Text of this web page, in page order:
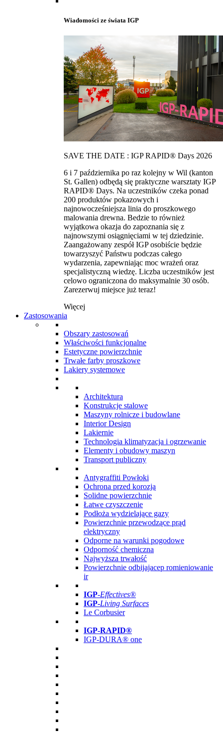
Wiadomości ze świata IGP
SAVE THE DATE : IGP RAPID® Days 2026
6 i 7 października po raz kolejny w Wil (kanton
St. Gallen) odbędą się praktyczne warsztaty IGP
RAPID® Days. Na uczestników czeka ponad
200 produktów pokazowych i
najnowocześniejsza linia do proszkowego
malowania drewna. Bedzie to również
wyjątkowa okazja do zapoznania się z
najnowszymi osiągnięciami w tej dziedzinie.
Zaangażowany zespół IGP osobiście będzie
towarzyszyć Państwu podczas całego
wydarzenia, zapewniając moc wrażeń oraz
specjalistyczną wiedzę. Liczba uczestników jest
celowo ograniczona do maksymalnie 30 osób.
Zarezerwuj miejsce już teraz!
Więcej
Zastosowania
Obszary zastosowań
Właściwości funkcjonalne
Estetyczne powierzchnie
Trwałe farby proszkowe
Lakiery systemowe
Architektura
Konstrukcje stalowe
Maszyny rolnicze i budowlane
Interior Design
Lakiernie
Technologia klimatyzacja i ogrzewanie
Elementy i obudowy maszyn
Transport publiczny
Antygraffiti Powłoki
Ochrona przed korozją
Solidne powierzchnie
Łatwe czyszczenie
Podłoża wydzielające gazy
Powierzchnie przewodzące prąd
elektryczny
Odporne na warunki pogodowe
Odporność chemiczna
Najwyższa trwałość
Powierzchnie odbijajacep romieniowanie
ir
IGP-Effectives®
IGP-Living Surfaces
Le Corbusier
IGP-RAPID®
IGP-DURA® one